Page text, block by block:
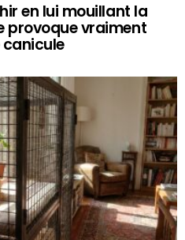
en lui mouillant la
provoque vraiment
canicule